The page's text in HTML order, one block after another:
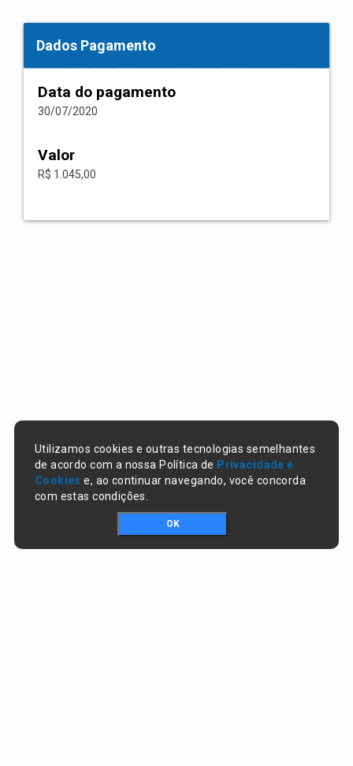
Dados Pagamento
Data do pagamento
30/07/2020
Valor
R$ 1.045,00
Utilizamos cookies e outras tecnologias semelhantes
de acordo com a nossa Política de Privacidade e
Cookies e, ao continuar navegando, você concorda
com estas condições.
OK